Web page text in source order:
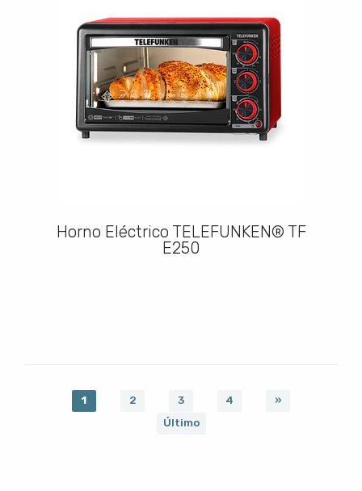
Horno Eléctrico TELEFUNKEN® TF
E250
1 2 3 4
»
Último